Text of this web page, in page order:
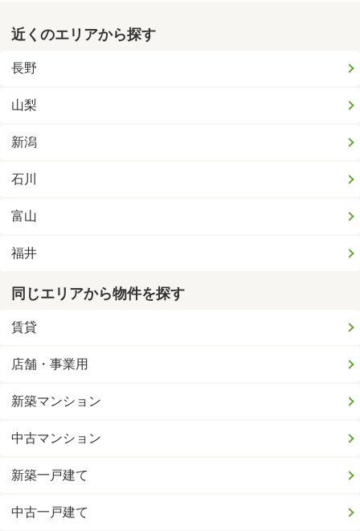
近くのエリアから探す
長野
山梨
新潟
石川
富山
福井
同じエリアから物件を探す
賃貸
店舗・事業用
新築マンション
中古マンション
新築一戸建て
中古一戸建て